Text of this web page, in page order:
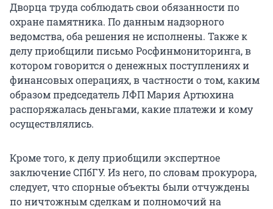
Дворца труда соблюдать свои обязанности по
охране памятника. По данным надзорного
ведомства, оба решения не исполнены. Также к
делу приобщили письмо Росфинмониторинга, в
котором говорится о денежных поступлениях и
финансовых операциях, в частности о том, каким
образом председатель ЛФП Мария Артюхина
распоряжалась деньгами, какие платежи и кому
осуществлялись.
Кроме того, к делу приобщили экспертное
заключение СПбГУ. Из него, по словам прокурора,
следует, что спорные объекты были отчуждены
по ничтожным сделкам и полномочий на